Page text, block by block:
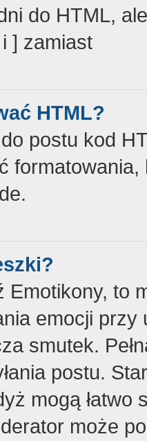
do HTML,
] zamiast
HTML?
postu kod
Emotikony, to
emocji
smutek.
postu.
mogą
może